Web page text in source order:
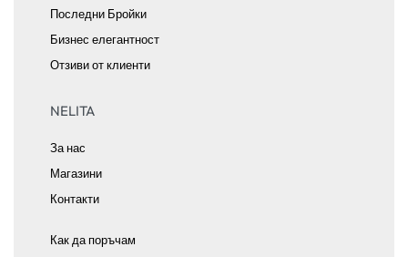
Последни Бройки
Бизнес елегантност
Отзиви от клиенти
NELITA
За нас
Магазини
Контакти
Как да поръчам